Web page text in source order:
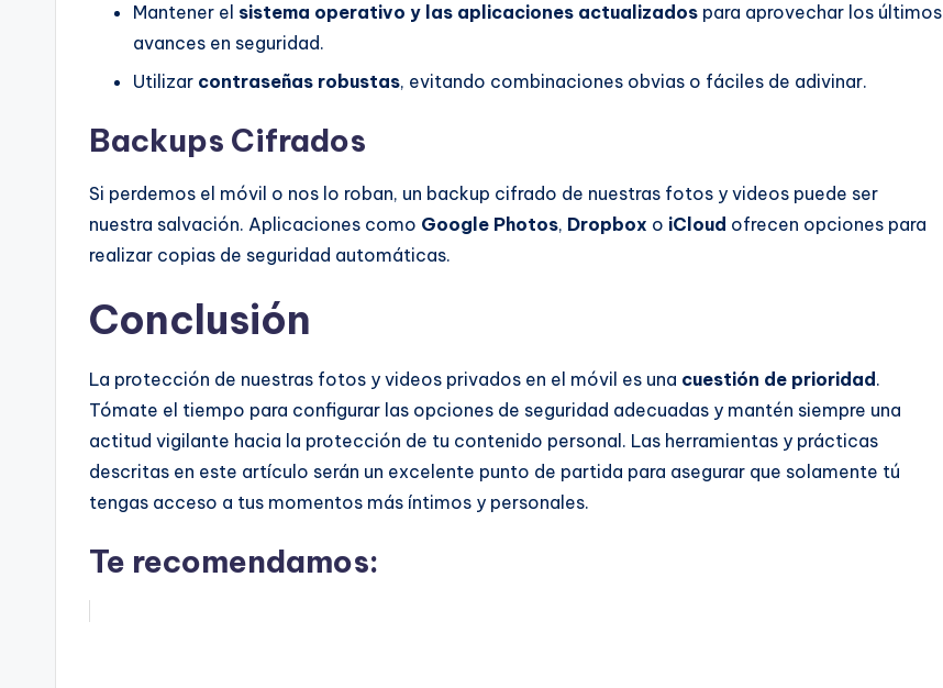
Mantener el sistema operativo y las aplicaciones actualizados para aprovechar los últimos
avances en seguridad.
Utilizar contraseñas robustas, evitando combinaciones obvias o fáciles de adivinar.
Backups Cifrados
Si perdemos el móvil o nos lo roban, un backup cifrado de nuestras fotos y videos puede ser
nuestra salvación. Aplicaciones como Google Photos, Dropbox o iCloud ofrecen opciones para
realizar copias de seguridad automáticas.
Conclusión
La protección de nuestras fotos y videos privados en el móvil es una cuestión de prioridad.
Tómate el tiempo para configurar las opciones de seguridad adecuadas y mantén siempre una
actitud vigilante hacia la protección de tu contenido personal. Las herramientas y prácticas
descritas en este artículo serán un excelente punto de partida para asegurar que solamente tú
tengas acceso a tus momentos más íntimos y personales.
Te recomendamos: